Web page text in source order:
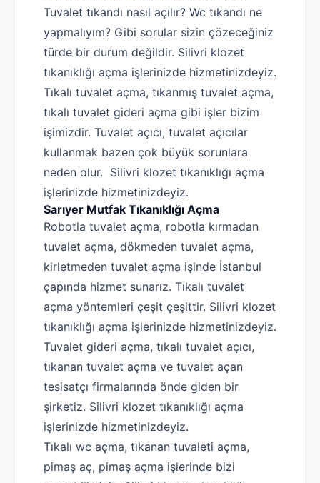
Tuvalet tıkandı nasıl açılır? Wc tıkandı ne
yapmalıyım? Gibi sorular sizin çözeceğiniz
türde bir durum değildir. Silivri klozet
tıkanıklığı açma işlerinizde hizmetinizdeyiz.
Tıkalı tuvalet açma, tıkanmış tuvalet açma,
tıkalı tuvalet gideri açma gibi işler bizim
işimizdir. Tuvalet açıcı, tuvalet açıcılar
kullanmak bazen çok büyük sorunlara
neden olur. Silivri klozet tıkanıklığı açma
işlerinizde hizmetinizdeyiz.
Sarıyer Mutfak Tıkanıklığı Açma
Robotla tuvalet açma, robotla kırmadan
tuvalet açma, dökmeden tuvalet açma,
kirletmeden tuvalet açma işinde İstanbul
çapında hizmet sunarız. Tıkalı tuvalet
açma yöntemleri çeşit çeşittir. Silivri klozet
tıkanıklığı açma işlerinizde hizmetinizdeyiz.
Tuvalet gideri açma, tıkalı tuvalet açıcı,
tıkanan tuvalet açma ve tuvalet açan
tesisatçı firmalarında önde giden bir
şirketiz. Silivri klozet tıkanıklığı açma
işlerinizde hizmetinizdeyiz.
Tıkalı wc açma, tıkanan tuvaleti açma,
pimaş aç, pimaş açma işlerinde bizi